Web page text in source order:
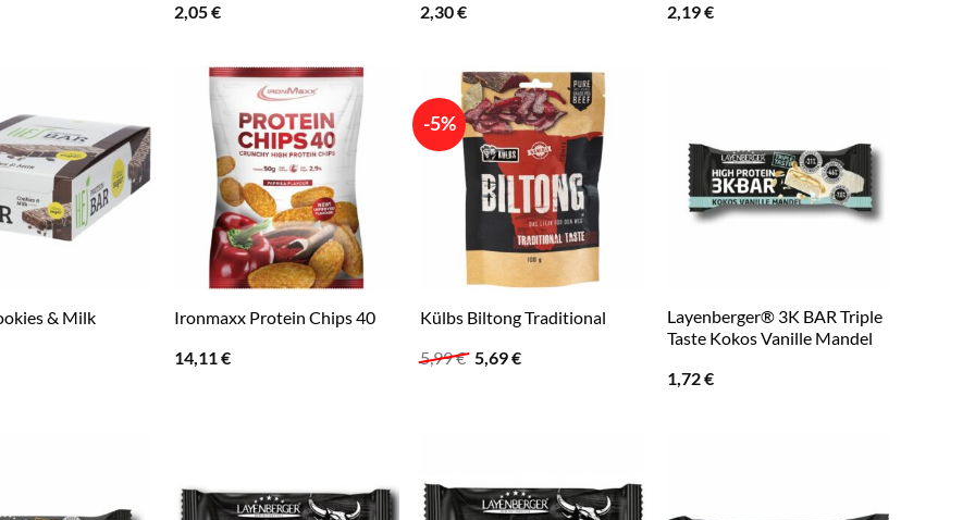
2,05€
2,30€
2,19€
& Milk
Ironmaxx Protein Chips 40
14,11€
-5%
Külbs Biltong Traditional
5,99€ Ursprünglicher
Preis
5,69€Aktueller
Layenberger® 3K BAR Triple
Taste Kokos Vanille Mandel
1,72€